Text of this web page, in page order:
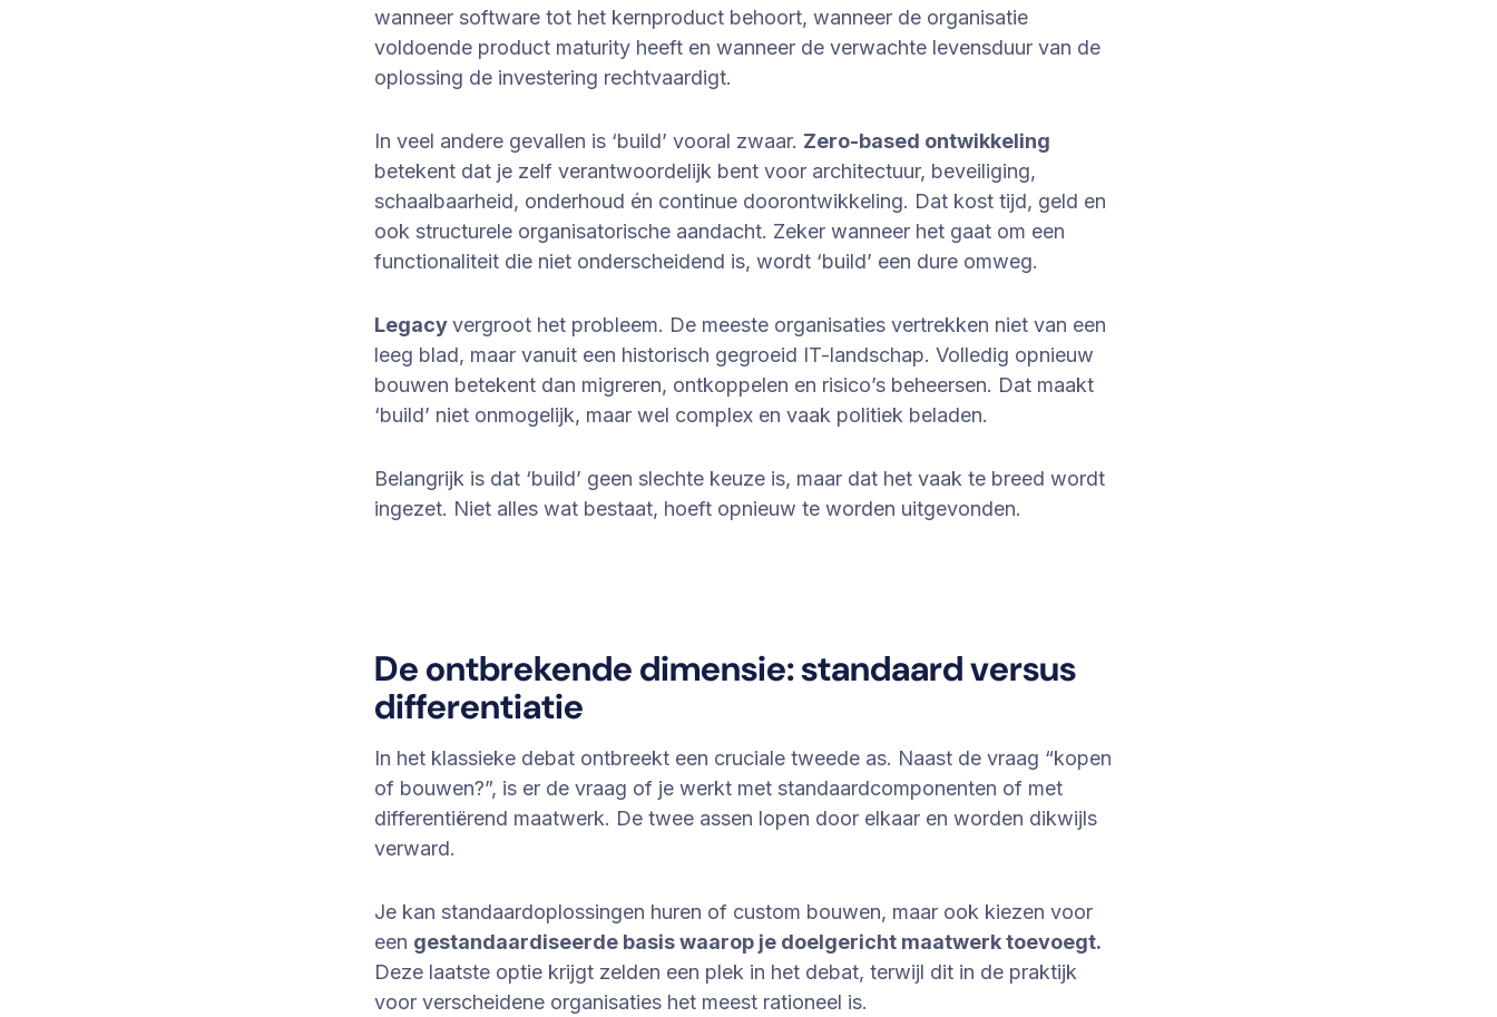
wanneer software tot het kernproduct behoort, wanneer de organisatie
voldoende product maturity heeft en wanneer de verwachte levensduur van de
oplossing de investering rechtvaardigt.
In veel andere gevallen is ‘build’ vooral zwaar. Zero-based ontwikkeling
betekent dat je zelf verantwoordelijk bent voor architectuur, beveiliging,
schaalbaarheid, onderhoud én continue doorontwikkeling. Dat kost tijd, geld en
ook structurele organisatorische aandacht. Zeker wanneer het gaat om een
functionaliteit die niet onderscheidend is, wordt ‘build’ een dure omweg.
Legacyvergroot het probleem. De meeste organisaties vertrekken niet van een
leeg blad, maar vanuit een historisch gegroeid IT-landschap. Volledig opnieuw
bouwen betekent dan migreren, ontkoppelen en risico’s beheersen. Dat maakt
‘build’ niet onmogelijk, maar wel complex en vaak politiek beladen.
Belangrijk is dat ‘build’ geen slechte keuze is, maar dat het vaak te breed wordt
ingezet. Niet alles wat bestaat, hoeft opnieuw te worden uitgevonden.
De ontbrekende dimensie: standaard versus
differentiatie
In het klassieke debat ontbreekt een cruciale tweede as. Naast de vraag “kopen
of bouwen?”, is er de vraag of je werkt met standaardcomponenten of met
differentiërend maatwerk. De twee assen lopen door elkaar en worden dikwijls
verward.
Je kan standaardoplossingen huren of custom bouwen, maar ook kiezen voor
een gestandaardiseerde basis waarop je doelgericht maatwerk toevoegt.
Deze laatste optie krijgt zelden een plek in het debat, terwijl dit in de praktijk
voor verscheidene organisaties het meest rationeel is.